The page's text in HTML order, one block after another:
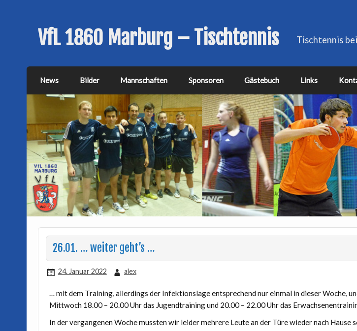
VfL 1860 Marburg – Tischtennis Tischtennis
News Bilder Mannschaften Sponsoren Gästebuch Links
26.01. … weiter geht’s …
24. Januar 2022 alex
… mit dem Training, allerdings der Infektionslage entsprechend nur einmal in dieser Woche,
Mittwoch 18.00 – 20.00 Uhr das Jugendtraining und 20.00 – 22.00 Uhr das
In der vergangenen Woche mussten wir leider mehrere Leute an der Türe wieder nach Hause